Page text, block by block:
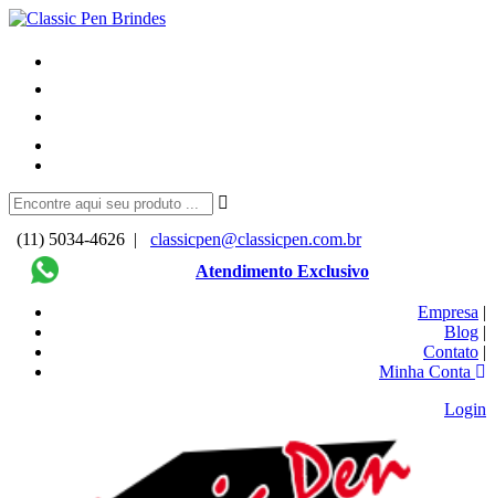
(11) 5034-4626 |
classicpen@classicpen.com.br
Atendimento Exclusivo
Empresa |
Blog |
Contato |
Minha Conta
Login